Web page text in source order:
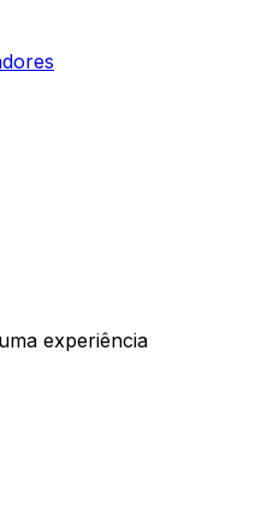
uma experiência